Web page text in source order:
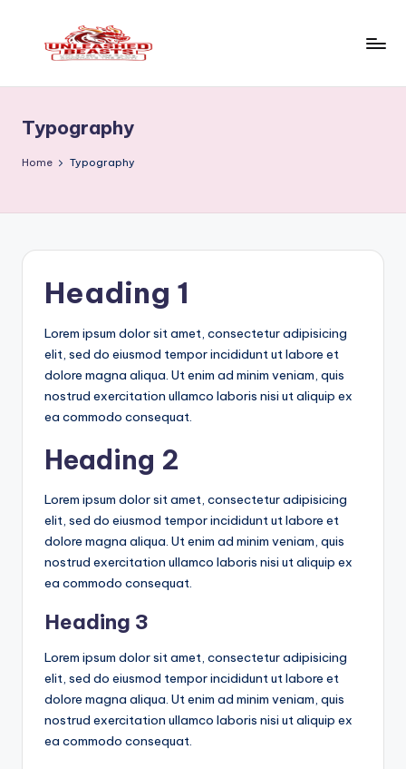
l
e
h
b
Game,
Dominate
the
Typography
Home Typography
Heading 1
Lorem ipsum dolor sit amet, consectetur adipisicing
elit, sed do eiusmod tempor incididunt ut labore et
dolore magna aliqua. Ut enim ad minim veniam, quis
nostrud exercitation ullamco laboris nisi ut aliquip ex
ea commodo consequat.
Heading 2
Lorem ipsum dolor sit amet, consectetur adipisicing
elit, sed do eiusmod tempor incididunt ut labore et
dolore magna aliqua. Ut enim ad minim veniam, quis
nostrud exercitation ullamco laboris nisi ut aliquip ex
ea commodo consequat.
Heading 3
Lorem ipsum dolor sit amet, consectetur adipisicing
elit, sed do eiusmod tempor incididunt ut labore et
dolore magna aliqua. Ut enim ad minim veniam, quis
nostrud exercitation ullamco laboris nisi ut aliquip ex
ea commodo consequat.